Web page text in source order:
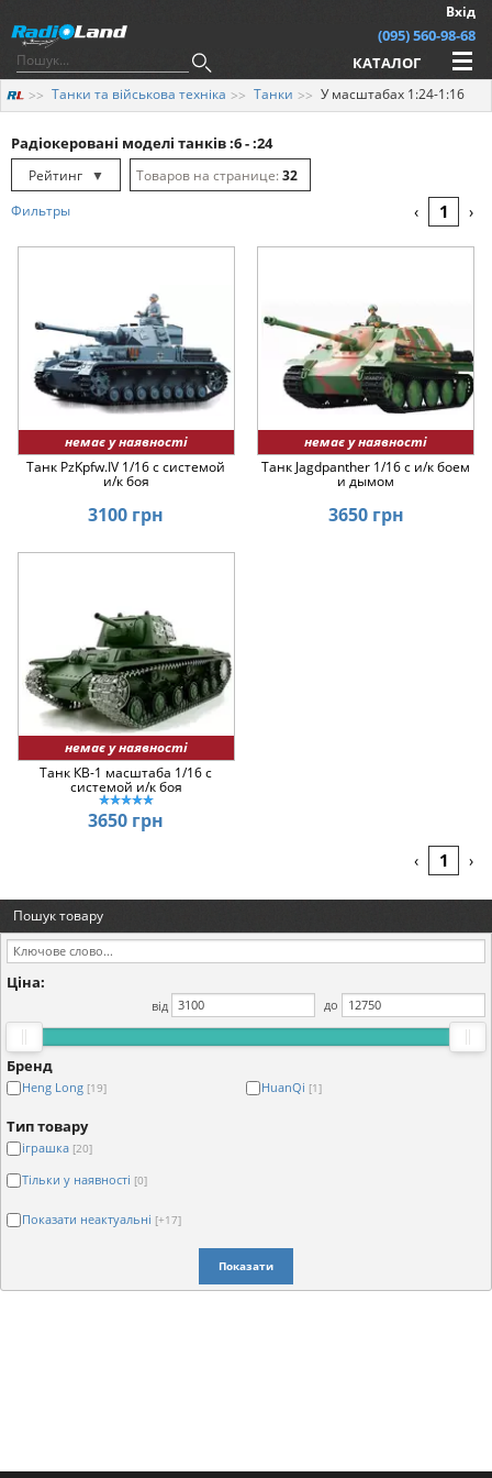
Вхід
(095) 560-98-68
КАТАЛОГ
Танки та військова техніка Танки У масштабах 1:24-1:16
Радіокеровані моделі танків :6 - :24
Рейтинг
▼
Рейтинг
▼
32
Фильтры ‹ 1 ›
немає у наявності
Танк PzKpfw.IV 1/16 с системой
и/к боя
3100 грн
немає у наявності
Танк Jagdpanther 1/16 с и/к боем
и дымом
3650 грн
немає у наявності
Танк КВ-1 масштаба 1/16 с
системой и/к боя
3650 грн
‹ 1 ›
Пошук товару
Ціна:
від до
Бренд
Heng Long [19] HuanQi [1]
Тип товару
іграшка [20]
Тільки у наявності [0]
Показати неактуальні [+17]
Показати